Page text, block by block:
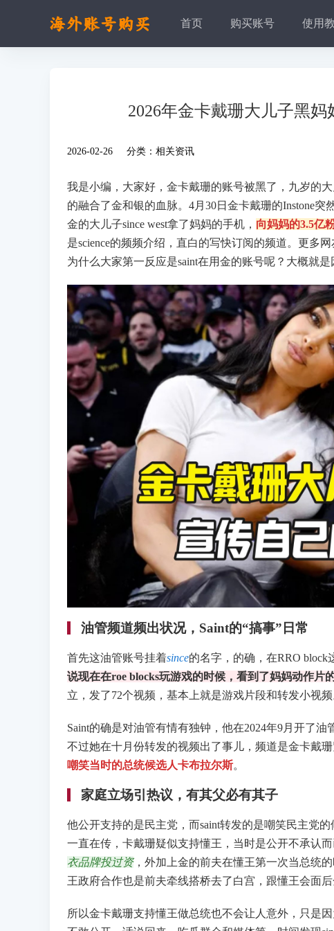
首页 购买账号 使用
2026年金卡戴珊大儿子黑
2026-02-26 分类： 相关资讯
我是小编，大家好，金卡戴珊的账号被黑了，九岁的
的融合了金和银的血脉。4月30日金卡戴珊的Instone
金的大儿子since west拿了妈妈的手机， 向妈妈的3.5亿
是science的频频介绍，直白的写快订阅的频道。更多
为什么大家第一反应是saint在用金的账号呢？大概就是
油管频道频出状况，Saint的“搞事”日常
首先这油管账号挂着since的名字，的确，在RRO block
说现在在roe blocks玩游戏的时候，看到了妈妈动作片
立，发了72个视频，基本上就是游戏片段和转发小视频
Saint的确是对油管有情有独钟，他在2024年9月开了油
不过她在十月份转发的视频出了事儿，频道是金卡戴珊
嘲笑当时的总统候选人卡布拉尔斯。
家庭立场引热议，有其父必有其子
他公开支持的是民主党，而saint转发的是嘲笑民主党
一直在传，卡戴珊疑似支持懂王，当时是公开不承认
衣品牌投过资，外加上金的前夫在懂王第一次当总统
王政府合作也是前夫牵线搭桥去了白宫，跟懂王会面
所以金卡戴珊支持懂王做总统也不会让人意外，只是